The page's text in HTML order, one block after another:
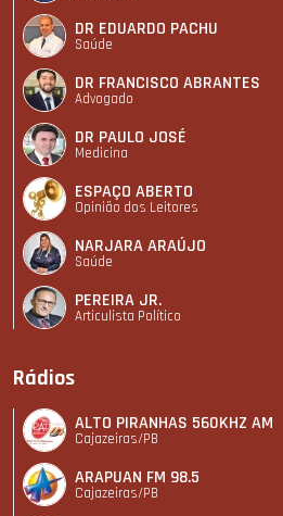
DR EDUARDO PACHU
Saúde
DR FRANCISCO ABRANTES
Advogado
DR PAULO JOSÉ
Medicina
ESPAÇO ABERTO
Opinião dos Leitores
NARJARA ARAÚJO
Saúde
PEREIRA JR.
Articulista Polí­tico
Rádios
ALTO PIRANHAS 560KHZ AM
Cajazeiras/PB
ARAPUAN FM 98.5
Cajazeiras/PB